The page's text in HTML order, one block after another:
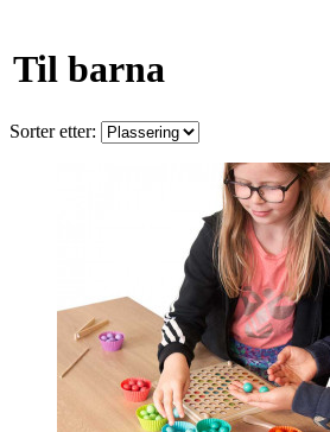
Til barna
Sorter etter: